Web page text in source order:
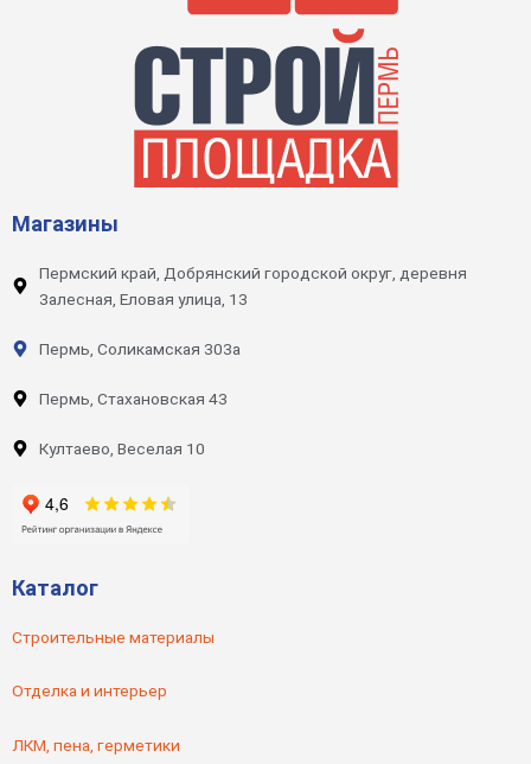
Магазины
Пермский край, Добрянский городской округ, деревня
Залесная, Еловая улица, 13
Пермь, Соликамская 303а
Пермь, Стахановская 43
Култаево, Веселая 10
Каталог
Строительные материалы
Отделка и интерьер
ЛКМ, пена, герметики